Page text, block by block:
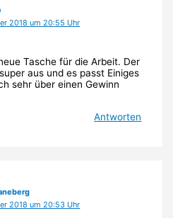
2018 um 20:55 Uhr
Tasche für die Arbeit. Der
aus und es passt Einiges
sehr über einen Gewinn
Antworten
2018 um 20:53 Uhr